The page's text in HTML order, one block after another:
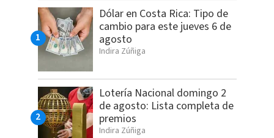
Dólar en Costa Rica: Tipo de
cambio para este jueves 6 de
agosto
Indira Zúñiga
Lotería Nacional domingo 2
de agosto: Lista completa de
premios
Indira Zúñiga